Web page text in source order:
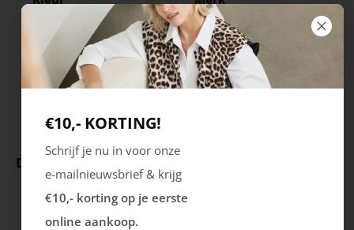
Stur
Seizoen
STD
Sluiting
Veters
Deze producten ga je leuk vinden
€10,- KORTING!
Schrijf je nu in voor onze
e-mailnieuwsbrief & krijg
€10,- korting op je eerste
online aankoop.